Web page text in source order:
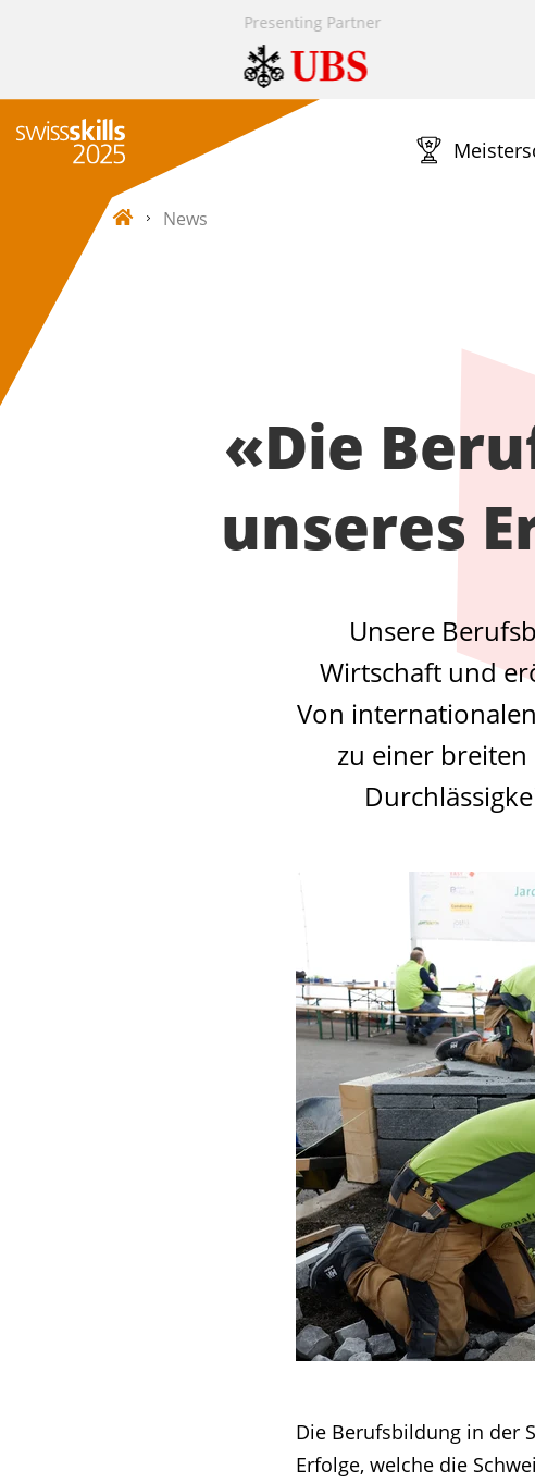
Presenting Partner
News
«Die
unseres
Unsere
Wirtschaft und
Von
zu einer breiten
Die Berufsbildung in der
Erfolge, welche die